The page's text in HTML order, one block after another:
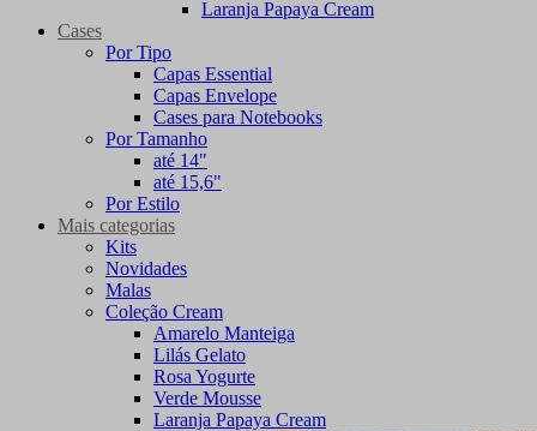
Laranja Papaya Cream
Cases
Por Tipo
Capas Essential
Capas Envelope
Cases para Notebooks
Por Tamanho
até 14"
até 15,6"
Por Estilo
Mais categorias
Kits
Novidades
Malas
Coleção Cream
Amarelo Manteiga
Lilás Gelato
Rosa Yogurte
Verde Mousse
Laranja Papaya Cream